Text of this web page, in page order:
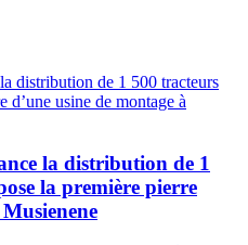
la distribution de 1
la première pierre